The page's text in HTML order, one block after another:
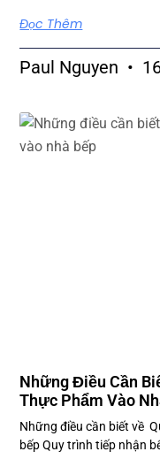
Đọc Thêm
Paul Nguyen
Những Điều Cần
Thực Phẩm Vào
Những điều cần biết về
bếp Quy trình tiếp nhận